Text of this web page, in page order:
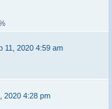
11, 2020 4:59 am
2020 4:28 pm